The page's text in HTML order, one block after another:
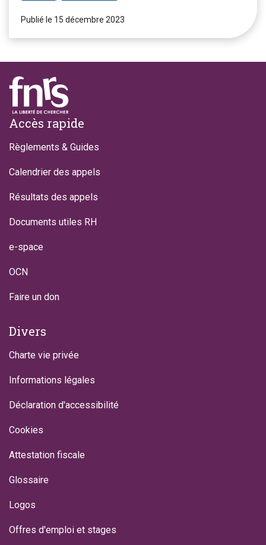
Publié le 15 décembre 2023
Footer
Accès rapide
Règlements & Guides
Calendrier des appels
Résultats des appels
Documents utiles RH
e-space
OCN
Faire un don
Divers
Charte vie privée
Informations légales
Déclaration d'accessibilité
Cookies
Attestation fiscale
Glossaire
Logos
Offres d'emploi et stages